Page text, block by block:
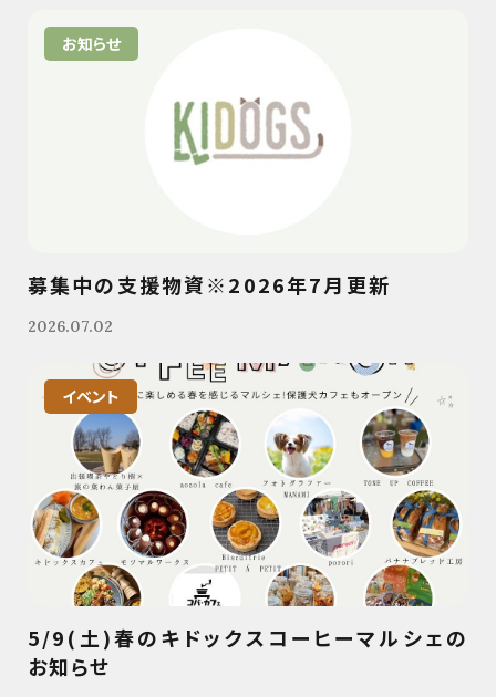
お知らせ
募集中の支援物資※2026年7月更新
2026.07.02
イベント
5/9(土)春のキドックスコーヒーマルシェの
お知らせ